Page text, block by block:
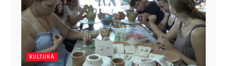
KULTURA